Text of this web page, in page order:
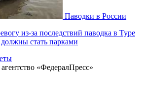
Паводки в России
из-за последствий паводка в Туре
стать парками
«ФедералПресс»